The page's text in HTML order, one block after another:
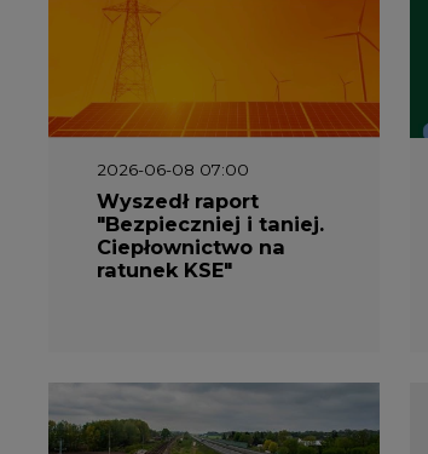
2026-06-08 07:00
Wyszedł raport
"Bezpieczniej i taniej.
Ciepłownictwo na
ratunek KSE"